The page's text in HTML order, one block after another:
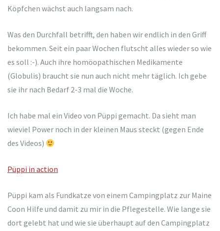
Köpfchen wächst auch langsam nach.
Was den Durchfall betrifft, den haben wir endlich in den Griff
bekommen. Seit ein paar Wochen flutscht alles wieder so wie
es soll :-). Auch ihre homöopathischen Medikamente
(Globulis) braucht sie nun auch nicht mehr täglich. Ich gebe
sie ihr nach Bedarf 2-3 mal die Woche.
Ich habe mal ein Video von Püppi gemacht. Da sieht man
wieviel Power noch in der kleinen Maus steckt (gegen Ende
des Videos)
Püppi in action
Püppi kam als Fundkatze von einem Campingplatz zur Maine
Coon Hilfe und damit zu mir in die Pflegestelle. Wie lange sie
dort gelebt hat und wie sie überhaupt auf den Campingplatz